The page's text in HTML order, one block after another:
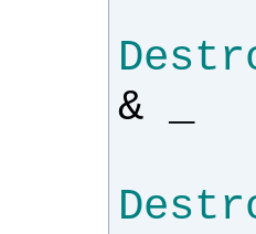
& _